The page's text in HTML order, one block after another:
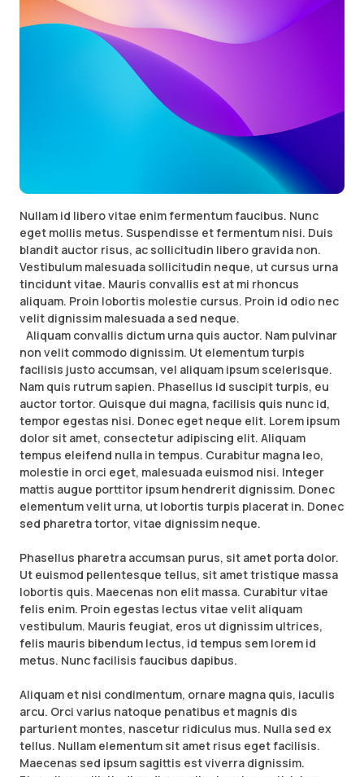
Nullam id libero vitae enim fermentum faucibus. Nunc
eget mollis metus. Suspendisse et fermentum nisi. Duis
blandit auctor risus, ac sollicitudin libero gravida non.
Vestibulum malesuada sollicitudin neque, ut cursus urna
tincidunt vitae. Mauris convallis est at mi rhoncus
aliquam. Proin lobortis molestie cursus. Proin id odio nec
velit dignissim malesuada a sed neque.
Aliquam convallis dictum urna quis auctor. Nam pulvinar
non velit commodo dignissim. Ut elementum turpis
facilisis justo accumsan, vel aliquam ipsum scelerisque.
Nam quis rutrum sapien. Phasellus id suscipit turpis, eu
auctor tortor. Quisque dui magna, facilisis quis nunc id,
tempor egestas nisi. Donec eget neque elit. Lorem ipsum
dolor sit amet, consectetur adipiscing elit. Aliquam
tempus eleifend nulla in tempus. Curabitur magna leo,
molestie in orci eget, malesuada euismod nisi. Integer
mattis augue porttitor ipsum hendrerit dignissim. Donec
elementum velit urna, ut lobortis turpis placerat in. Donec
sed pharetra tortor, vitae dignissim neque.
Phasellus pharetra accumsan purus, sit amet porta dolor.
Ut euismod pellentesque tellus, sit amet tristique massa
lobortis quis. Maecenas non elit massa. Curabitur vitae
felis enim. Proin egestas lectus vitae velit aliquam
vestibulum. Mauris feugiat, eros ut dignissim ultrices,
felis mauris bibendum lectus, id tempus sem lorem id
metus. Nunc facilisis faucibus dapibus.
Aliquam et nisi condimentum, ornare magna quis, iaculis
arcu. Orci varius natoque penatibus et magnis dis
parturient montes, nascetur ridiculus mus. Nulla sed ex
tellus. Nullam elementum sit amet risus eget facilisis.
Maecenas sed ipsum sagittis est viverra dignissim.